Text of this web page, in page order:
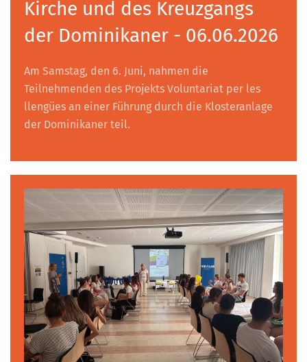
Kirche und des Kreuzgangs
der Dominikaner - 06.06.2026
Am Samstag, den 6. Juni, nahmen die
Teilnehmenden des Projekts Voluntariat per les
llengües an einer Führung durch die Klosteranlage
der Dominikaner teil.